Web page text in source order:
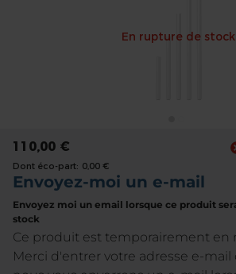
110,00 €
Dont éco-part: 0,00 €
the
beginning
of
the
images
gallery
En rupture de stock